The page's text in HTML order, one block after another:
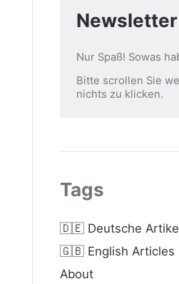
Newsletter
Nur Spaß! Sowas
Bitte scrollen Sie
nichts zu klicken.
Tags
🇩🇪 Deutsche
🇬🇧 English Articles
About